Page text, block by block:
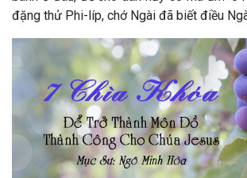
đặng thử Phi-líp, chớ Ngài đã biết điều